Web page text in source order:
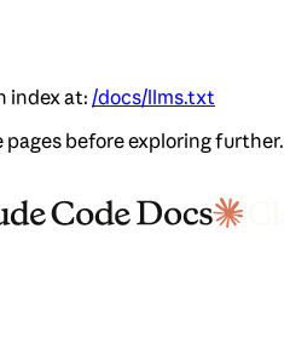
index at: /docs/llms.txt
before exploring further.